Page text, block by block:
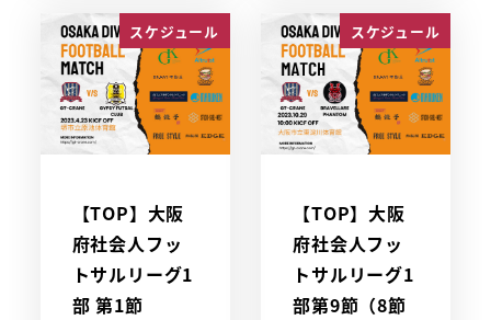
スケジュール
【TOP】大阪
府社会人フッ
トサルリーグ1
部 第1節
スケジュール
【TOP】大阪
府社会人フッ
トサルリーグ1
部第9節（8節